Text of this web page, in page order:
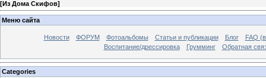
[Из Дома Скифов]
Меню сайта
Новости ФОРУМ Фотоальбомы Статьи и публикации Блог
FAQ
Воспитание/дрессировка
Грумминг Обратная
Categories